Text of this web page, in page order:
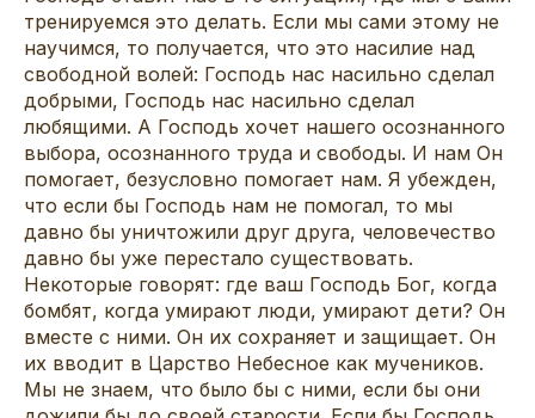
тренируемся это делать. Если мы сами этому не
научимся, то получается, что это насилие над
свободной волей: Господь нас насильно сделал
добрыми, Господь нас насильно сделал
любящими. А Господь хочет нашего осознанного
выбора, осознанного труда и свободы. И нам Он
помогает, безусловно помогает нам. Я убежден,
что если бы Господь нам не помогал, то мы
давно бы уничтожили друг друга, человечество
давно бы уже перестало существовать.
Некоторые говорят: где ваш Господь Бог, когда
бомбят, когда умирают люди, умирают дети? Он
вместе с ними. Он их сохраняет и защищает. Он
их вводит в Царство Небесное как мучеников.
Мы не знаем, что было бы с ними, если бы они